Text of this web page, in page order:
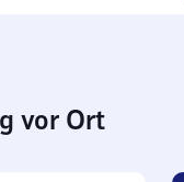
vor Ort